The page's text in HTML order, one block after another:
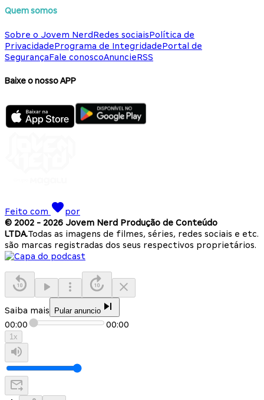
Quem somos
Sobre o Jovem NerdRedes sociaisPolítica de
PrivacidadePrograma de IntegridadePortal de
SegurançaFale conoscoAnuncieRSS
Baixe o nosso APP
Feito com
por
© 2002 - 2026 Jovem Nerd Produção de Conteúdo
LTDA.Todas as imagens de filmes, séries, redes sociais e etc.
são marcas registradas dos seus respectivos proprietários.
Saiba mais Pular anuncio
00:00 00:00
1x